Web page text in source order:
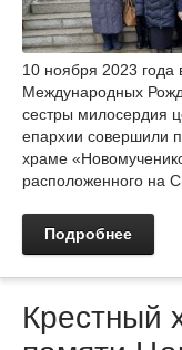
10 ноября 2023 года
Международных
сестры милосердия
епархии совершили
храме
расположенного на
Подробнее
Крестный